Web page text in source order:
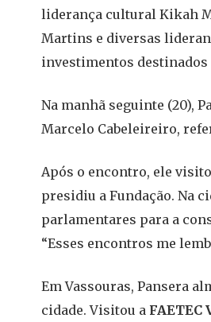
liderança cultural Kikah
Martins e diversas
investimentos destinados
Na manhã seguinte (20),
Marcelo Cabeleireiro,
Após o encontro, ele
presidiu a Fundação. Na
parlamentares para a
“Esses encontros me
Em Vassouras, Pansera
cidade. Visitou a FAETEC